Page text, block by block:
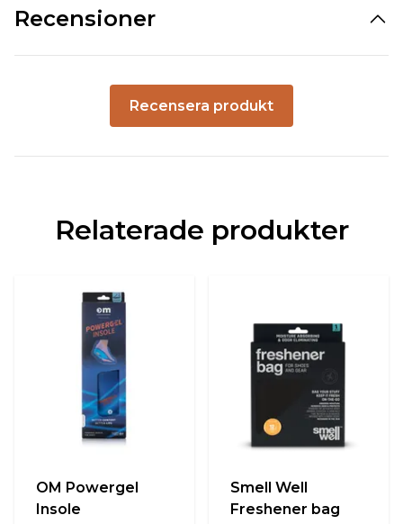
Recensioner
Recensera produkt
Relaterade produkter
OM Powergel
Insole
Smell Well
Freshener bag